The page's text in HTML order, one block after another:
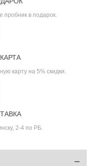
пробник в подарок.
карту на 5% скидки.
2-4 по РБ.